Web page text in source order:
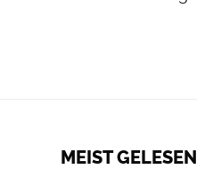
MEIST GELESEN